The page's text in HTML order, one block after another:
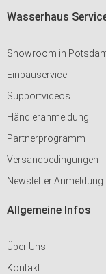
Wasserhaus
Showroom in
Einbauservice
Supportvideos
Händleranmeldung
Partnerprogramm
Versandbedingungen
Newsletter Anmeldung
Allgemeine Infos
Über Uns
Kontakt